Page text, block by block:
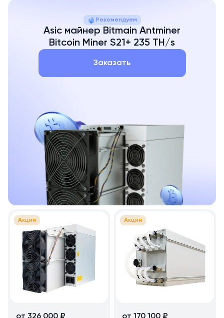
Акция Акция
Рекомендуем
Asic майнер Bitmain Antminer
Bitcoin Miner S21+ 235 TH/s
Заказать